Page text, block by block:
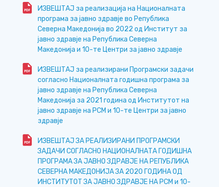
ИЗВЕШТАЈ за реализација на Националната
програма за јавно здравје во Република
Северна Македонија во 2022 од Институт за
јавно здравје на Република Северна
Македонија и 10-те Центри за јавно здравје
ИЗВЕШТАЈ за реализирани Програмски задачи
согласно Националната годишна програма за
јавно здравје на Република Северна
Македонија за 2021 година од Институтот на
јавно здравје на РСМ и 10-те Центри за јавно
здравје
ИЗВЕШТАЈ ЗА РЕАЛИЗИРАНИ ПРОГРАМСКИ
ЗАДАЧИ СОГЛАСНО НАЦИОНАЛНАТА ГОДИШНА
ПРОГРАМА ЗА ЈАВНО ЗДРАВЈЕ НА РЕПУБЛИКА
СЕВЕРНА МАКЕДОНИЈА ЗА 2020 ГОДИНА ОД
ИНСТИТУТОТ ЗА ЈАВНО ЗДРАВЈЕ НА РСМ и 10-